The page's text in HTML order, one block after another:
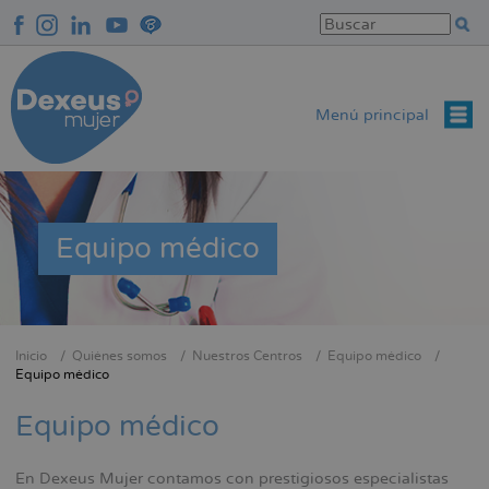
contenido
principal
Menú principal
Equipo médico
Sobrescribir
de
a
Inicio Quiénes somos Nuestros Centros
Equipo médico
Equipo médico
Equipo médico
En Dexeus Mujer contamos con prestigiosos especialistas